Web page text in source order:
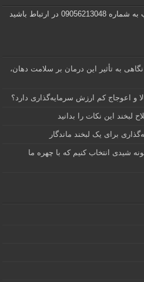
در ارتباط باشید
به تأثیر این درمان بر سلامت دهان،
و اعوجاج کم ارزش سرمایه‌گذاری دارد؟
لبخند این نکات را بدانید
برای یک لبخند ماندگار
شیدی انتخاب کنیم که با چهره ما